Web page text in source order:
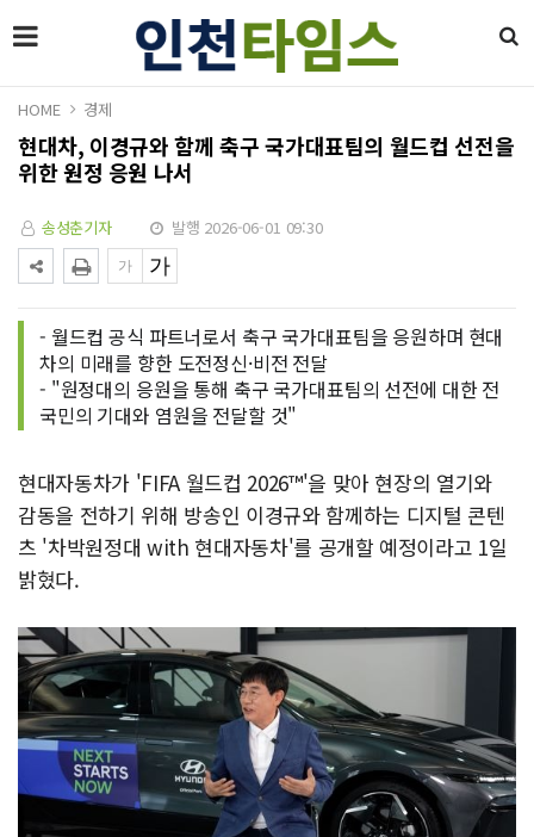
HOME 경제
현대차, 이경규와 함께 축구 국가대표팀의 월드컵 선전을
위한 원정 응원 나서
송성춘기자 발행 2026-06-01 09:30
- 월드컵 공식 파트너로서 축구 국가대표팀을 응원하며 현대
차의 미래를 향한 도전정신·비전 전달
- "원정대의 응원을 통해 축구 국가대표팀의 선전에 대한 전
국민의 기대와 염원을 전달할 것"
현대자동차가 'FIFA 월드컵 2026™'을 맞아 현장의 열기와
감동을 전하기 위해 방송인 이경규와 함께하는 디지털 콘텐
츠 '차박원정대 with 현대자동차'를 공개할 예정이라고 1일
밝혔다.